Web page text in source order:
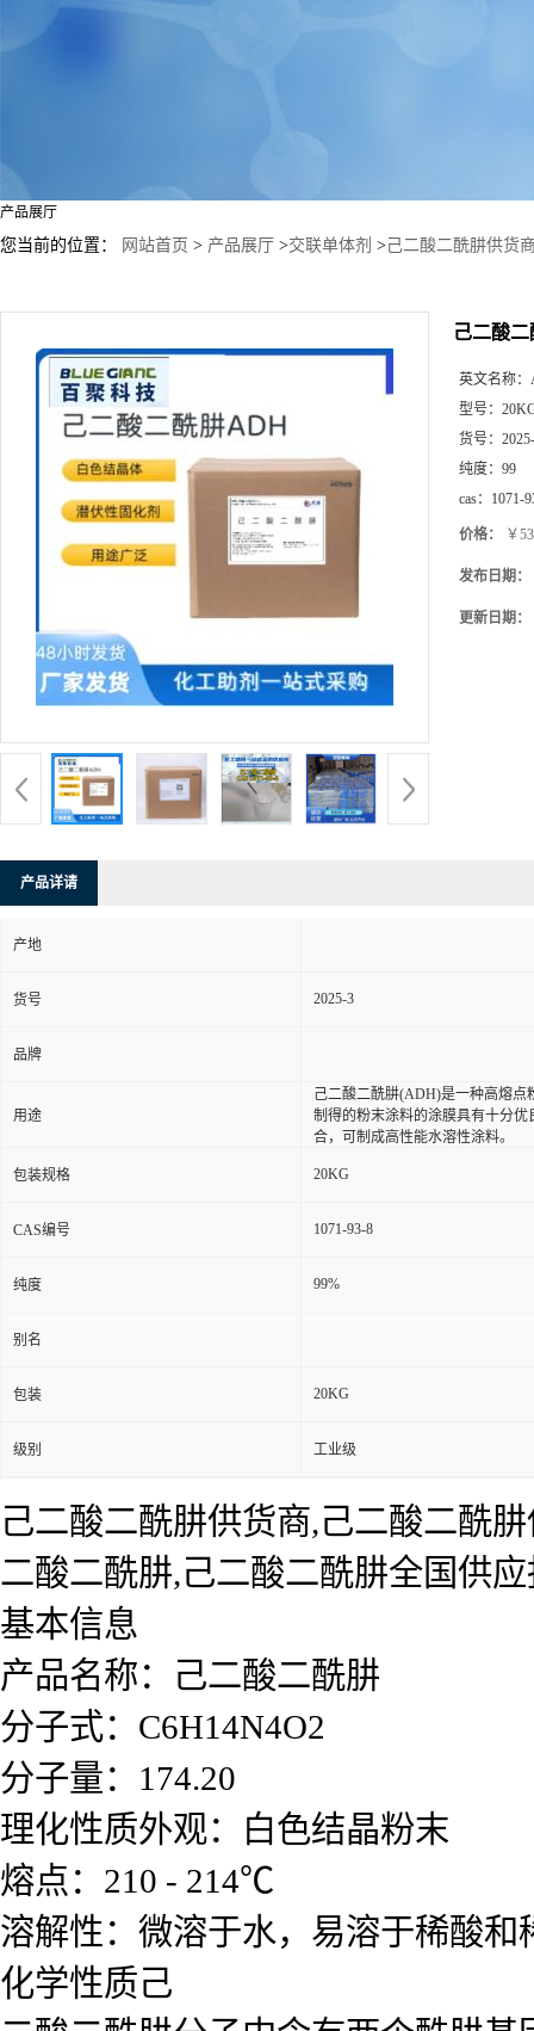
产品展厅
您当前的位置： 网站首页 > 产品展厅 >交联单体剂 >己二酸二酰肼供货
己二酸
英文名称：
型号：
货号：
纯度： 99
cas： 1071-
价格： ￥
发布日期：
更新日期：
产品详请
产地
货号 2025-3
品牌
用途
己二酸二酰肼(ADH)是一种高熔点
制得的粉末涂料的涂膜具有十分
合，可制成高性能水溶性涂料。
包装规格 20KG
CAS编号 1071-93-8
纯度 99%
别名
包装 20KG
级别 工业级
己二酸二酰肼供货商,己二酸二酰
二酸二酰肼,己二酸二酰肼全国供
基本信息
产品名称：己二酸二酰肼
分子式：C6H14N4O2
分子量：174.20
理化性质外观：白色结晶粉末
熔点：210 - 214℃
溶解性：微溶于水，易溶于稀酸和
化学性质己